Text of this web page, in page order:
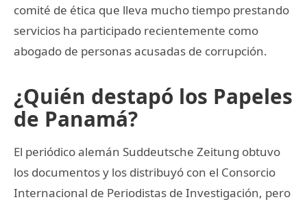
comité de ética que lleva mucho tiempo prestando
servicios ha participado recientemente como
abogado de personas acusadas de corrupción.
¿Quién destapó los Papeles
de Panamá?
El periódico alemán Suddeutsche Zeitung obtuvo
los documentos y los distribuyó con el Consorcio
Internacional de Periodistas de Investigación, pero